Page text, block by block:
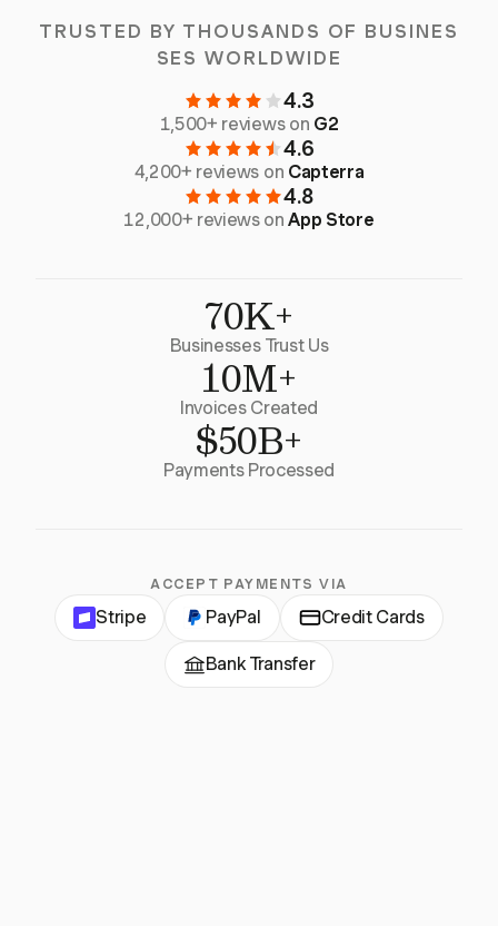
TRUSTED BY THOUSANDS OF BUSINES
SES WORLDWIDE
4.3
1,500+ reviews on G2
4.6
4,200+ reviews on Capterra
4.8
12,000+ reviews onApp Store
70K+
Businesses Trust Us
10M+
Invoices Created
$50B+
Payments Processed
ACCEPT PAYMENTS VIA
Stripe PayPal Credit Cards
Bank Transfer